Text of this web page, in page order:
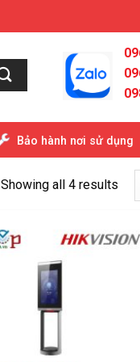
Bảo hành nơi sử dụng
Showing all 4 results